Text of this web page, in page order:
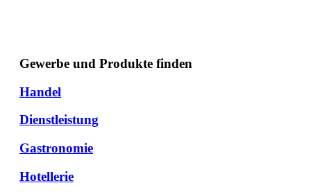
Gewerbe und Produkte finden
Handel
Dienstleistung
Gastronomie
Hotellerie